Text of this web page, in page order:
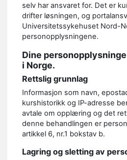
selv har ansvaret for. Det er
drifter løsningen, og
Universitetssykehuset Nord-
personopplysningene.
Dine
i Norge.
Rettslig grunnlag
Informasjon som navn,
kurshistorikk og IP-adresse
avtale om opplæring og det
denne behandlingen er
artikkel 6, nr.1 bokstav b.
Lagring og sletting av